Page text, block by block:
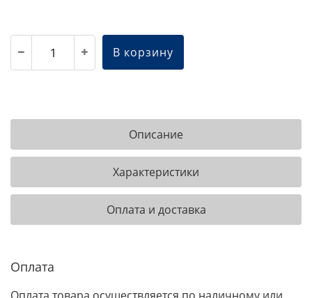
В корзину
Описание
Характеристики
Оплата и доставка
Оплата